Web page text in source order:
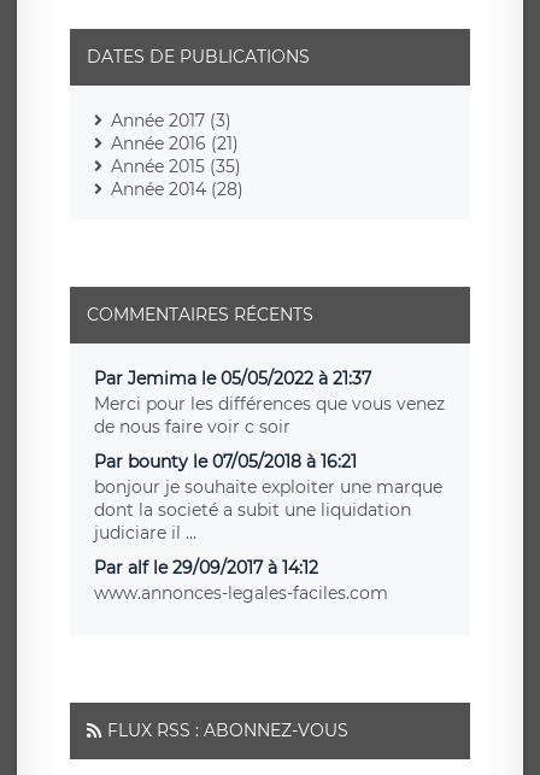
DATES DE PUBLICATIONS
Année 2017 (3)
Année 2016 (21)
Année 2015 (35)
Année 2014 (28)
COMMENTAIRES RÉCENTS
Par Jemima le 05/05/2022 à 21:37
Merci pour les différences que vous venez
de nous faire voir c soir
Par bounty le 07/05/2018 à 16:21
bonjour je souhaite exploiter une marque
dont la societé a subit une liquidation
judiciare il ...
Par alf le 29/09/2017 à 14:12
www.annonces-legales-faciles.com
FLUX RSS : ABONNEZ-VOUS